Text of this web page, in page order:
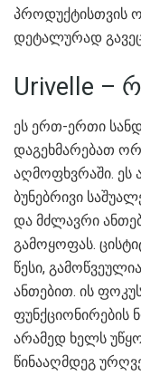
პროდუქტისთვის
დეტალურად
Urivelle –
ეს ერთ-ერთი
დაგეხმარებათ
აღმოფხვრაში. ეს
ბუნებრივი
და მძლავრი
გამოყოფას.
წესი,
ანთებით. ის
ფუნქციონირების
არამედ ხელს
წინააღმდეგ